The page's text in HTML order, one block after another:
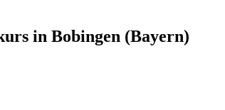
in Bobingen (Bayern)